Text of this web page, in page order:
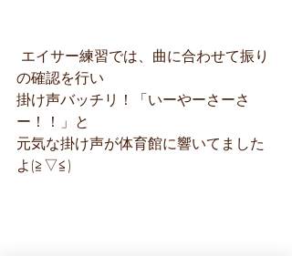
の確認を行い
掛け声バッチリ！「いーやーさーさ
ー！！」と
元気な掛け声が体育館に響いてました
よ(≧▽≦)